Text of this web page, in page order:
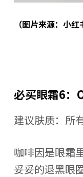
（图片来源：小红
必买眼霜6：
建议肤质：所
咖啡因是眼霜
妥妥的退黑眼